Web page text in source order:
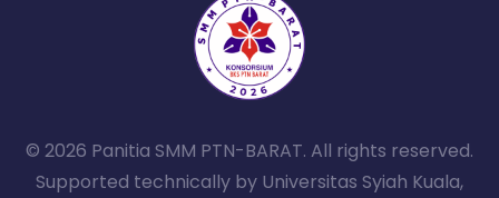
© 2026 Panitia SMM PTN-BARAT. All rights reserved.
Supported technically by Universitas Syiah Kuala,